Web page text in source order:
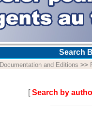
Search
Documentation and Editions >>
[Search by